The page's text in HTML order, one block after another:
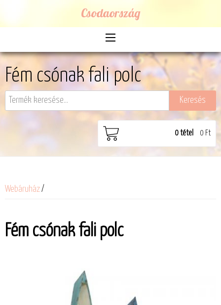
Csodaország
Fém csónak fali polc
0tétel 0 Ft
Webáruház/
Fém csónak fali polc